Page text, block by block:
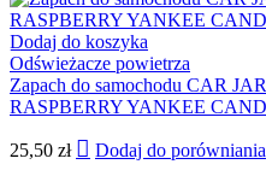
Dodaj do koszyka
Odświeżacze powietrza
Zapach do samochodu CAR
RASPBERRY YANKEE
25,50 zł Dodaj do porówniania